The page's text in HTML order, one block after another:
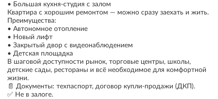
• Большая кухня-студия с залом
Квартира с хорошим ремонтом — можно сразу заехать и жить.
Преимущества:
• Автономное отопление
• Новый лифт
• Закрытый двор с видеонаблюдением
• Детская площадка
В шаговой доступности рынок, торговые центры, школы,
детские сады, рестораны и всё необходимое для комфортной
жизни.
📄 Документы: техпаспорт, договор купли-продажи (ДКП).
✅ Не в залоге.